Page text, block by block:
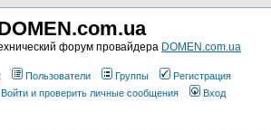
форум провайдера DOMEN.com.ua
Пользователи Группы
Регистрация
Войти и проверить личные сообщения Вход